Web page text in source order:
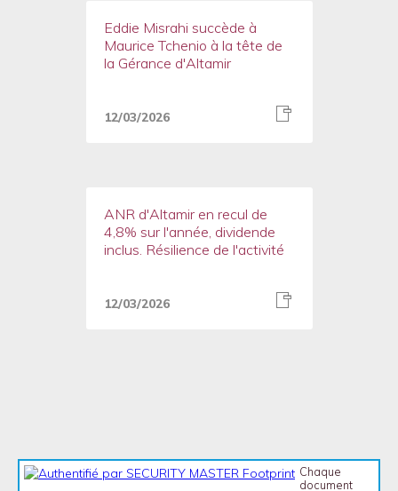
Eddie Misrahi succède à
Maurice Tchenio à la tête de
la Gérance d'Altamir
12/03/2026
ANR d'Altamir en recul de
4,8% sur l'année, dividende
inclus. Résilience de l'activité
12/03/2026
Chaque
document